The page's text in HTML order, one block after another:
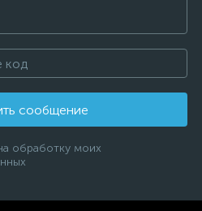
сообщение
обработку моих